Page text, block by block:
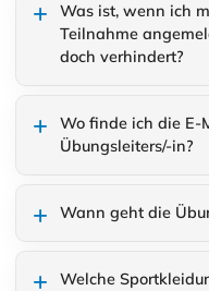
Was ist, wenn ich
Teilnahme
doch verhindert?
Wo finde ich die E-
Übungsleiters/-in?
Wann geht die
Welche